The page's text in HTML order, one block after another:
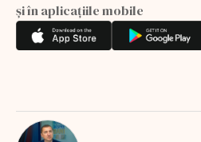
și în aplicațiile mobile